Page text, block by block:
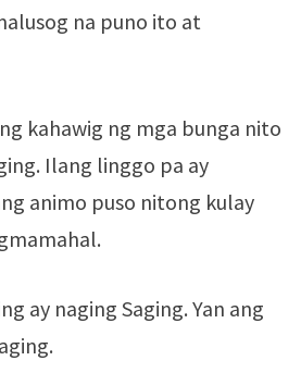
na puno ito at
kahawig ng mga bunga nito
Ilang linggo pa ay
animo puso nitong kulay
ay naging Saging. Yan ang